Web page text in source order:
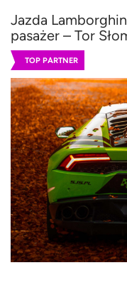
Jazda
pasażer – Tor
TOP PARTNER